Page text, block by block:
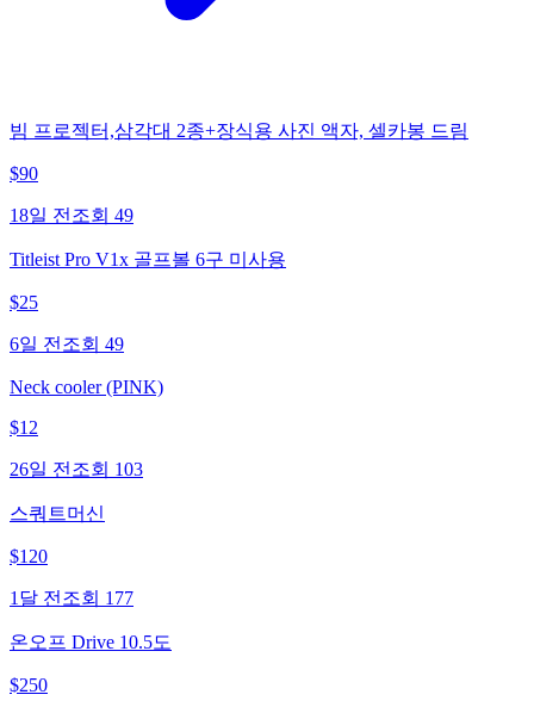
빔 프로젝터,삼각대 2종+장식용 사진 액자, 셀카봉 드림
$90
18일 전 조회 49
Titleist Pro V1x 골프볼 6구 미사용
$25
6일 전 조회 49
Neck cooler (PINK)
$12
26일 전 조회 103
스쿼트머신
$120
1달 전 조회 177
온오프 Drive 10.5도
$250